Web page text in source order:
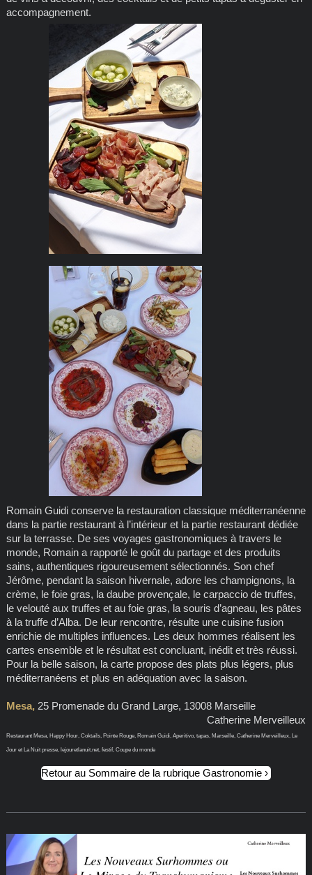
accompagnement.
Romain Guidi conserve la restauration classique méditerranéenne
dans la partie restaurant à l’intérieur et la partie restaurant dédiée
sur la terrasse. De ses voyages gastronomiques à travers le
monde, Romain a rapporté le goût du partage et des produits
sains, authentiques rigoureusement sélectionnés. Son chef
Jérôme, pendant la saison hivernale, adore les champignons, la
crème, le foie gras, la daube provençale, le carpaccio de truffes,
le velouté aux truffes et au foie gras, la souris d’agneau, les pâtes
à la truffe d’Alba. De leur rencontre, résulte une cuisine fusion
enrichie de multiples influences. Les deux hommes réalisent les
cartes ensemble et le résultat est concluant, inédit et très réussi.
Pour la belle saison, la carte propose des plats plus légers, plus
méditerranéens et plus en adéquation avec la saison.
Mesa,25 Promenade du Grand Large, 13008 Marseille
Catherine Merveilleux
Restaurant Mesa, Happy Hour, Coktails, Pointe Rouge, Romain Guidi, Aperitivo, tapas, Marseille, Catherine Merveilleux, Le
Jour et La Nuit presse, lejouretlanuit.net, festif, Coupe du monde
Retour au Sommaire de la rubrique Gastronomie